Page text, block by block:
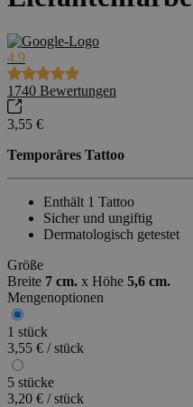
4.9
1740 Bewertungen
3,55 €
Temporäres Tattoo
Enthält 1 Tattoo
Sicher und ungiftig
Dermatologisch getestet
Größe
Breite 7 cm. x Höhe 5,6 cm.
Mengenoptionen
1 stück
3,55 € / stück
5 stücke
3,20 € / stück